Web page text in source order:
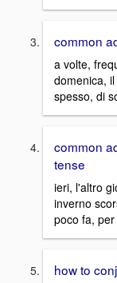
common
a volte,
domenica,
spesso, di
common
tense
ieri, l'altro
inverno
poco fa,
how to